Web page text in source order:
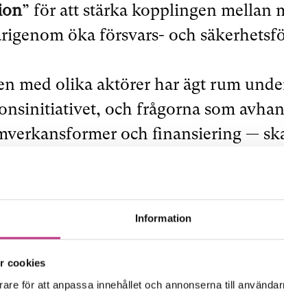
Information
cookies
för att anpassa innehållet och annonserna till
” för att stärka kopplingen mellan
öka försvars- och
med olika aktörer har ägt rum
och frågorna som
och finansiering —
politiska åtgärder, skriver
for the North Atlantic
försvar närmare varandra. För att
fram företag mot försvars- och